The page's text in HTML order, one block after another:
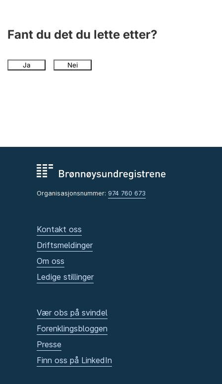
Fant du det du lette etter?
Ja Nei
Organisasjonsnummer: 974 760 673
Kontakt oss
Driftsmeldinger
Om oss
Ledige stillinger
Vær obs på svindel
Forenklingsbloggen
Presse
Finn oss på LinkedIn